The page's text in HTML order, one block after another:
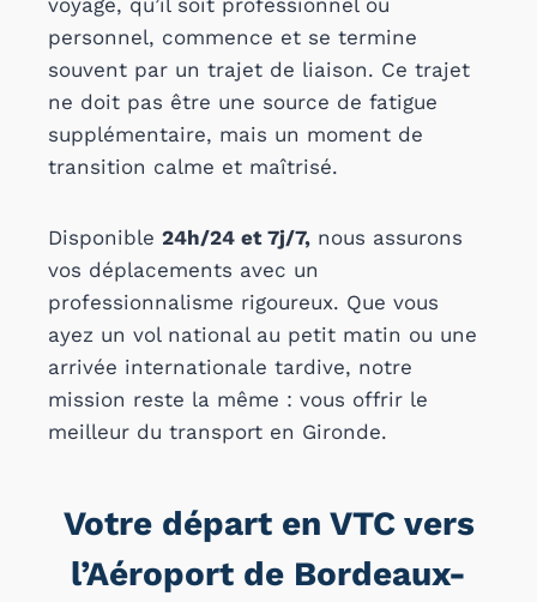
voyage, qu’il soit professionnel ou
personnel, commence et se termine
souvent par un trajet de liaison. Ce trajet
ne doit pas être une source de fatigue
supplémentaire, mais un moment de
transition calme et maîtrisé.
Disponible 24h/24 et 7j/7, nous assurons
vos déplacements avec un
professionnalisme rigoureux. Que vous
ayez un vol national au petit matin ou une
arrivée internationale tardive, notre
mission reste la même : vous offrir le
meilleur du transport en Gironde.
Votre départ en VTC vers
l’Aéroport de Bordeaux-